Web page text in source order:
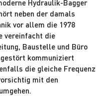
Hydraulik-Bagger
neben der damals
vor allem die 1978
vereinfacht die
Baustelle und Büro
kommuniziert
die gleiche Frequenz
mit den